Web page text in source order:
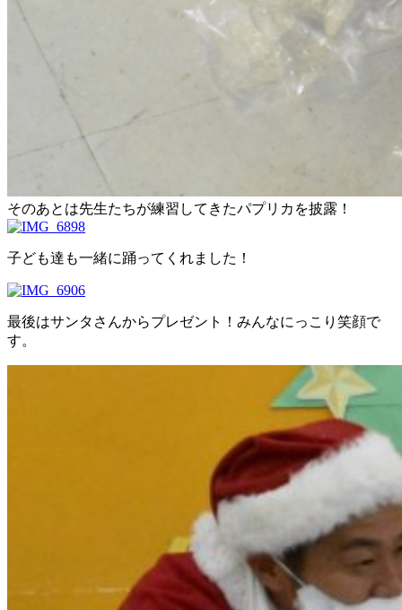
そのあとは先生たちが練習してきたパプリカを披露！
子ども達も一緒に踊ってくれました！
最後はサンタさんからプレゼント！みんなにっこり笑顔で
す。